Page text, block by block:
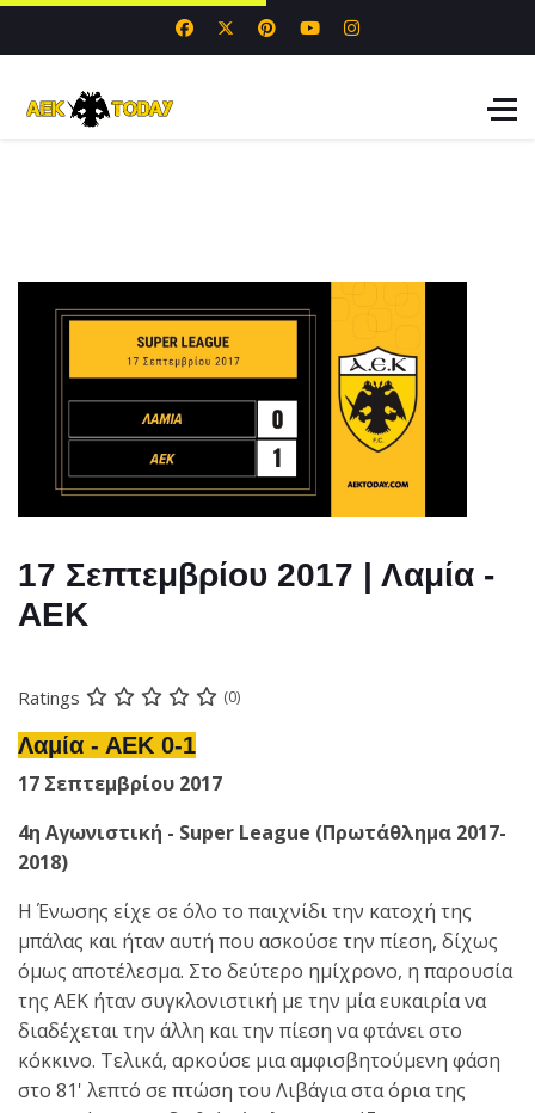
17 Σεπτεμβρίου 2017 | Λαμία -
ΑΕΚ
Ratings (0)
Λαμία - ΑΕΚ 0-1
17 Σεπτεμβρίου 2017
4η Αγωνιστική - Super League (Πρωτάθλημα 2017-
2018)
Η Ένωσης είχε σε όλο το παιχνίδι την κατοχή της
μπάλας και ήταν αυτή που ασκούσε την πίεση, δίχως
όμως αποτέλεσμα. Στο δεύτερο ημίχρονο, η παρουσία
της ΑΕΚ ήταν συγκλονιστική με την μία ευκαιρία να
διαδέχεται την άλλη και την πίεση να φτάνει στο
κόκκινο. Τελικά, αρκούσε μια αμφισβητούμενη φάση
στο 81' λεπτό σε πτώση του Λιβάγια στα όρια της